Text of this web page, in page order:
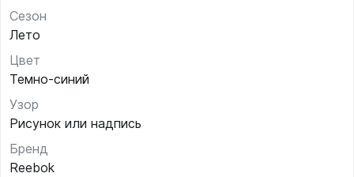
Сезон
Лето
Цвет
Темно-синий
Узор
Рисунок или надпись
Бренд
Reebok